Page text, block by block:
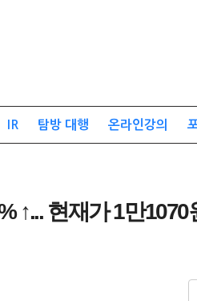
IR 탐방 대행 온라인강의
↑... 현재가 1만1070